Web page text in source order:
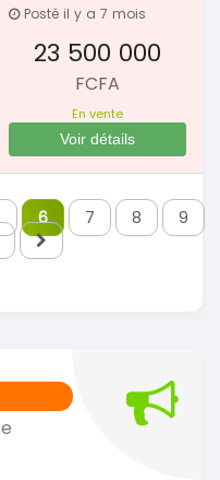
Posté il y a 7 mois
23 500 000
FCFA
En vente
Voir détails
6 7 8
9